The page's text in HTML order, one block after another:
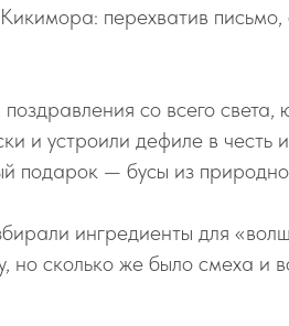
перехватив
со всего света,
и устроили дефиле в
подарок — бусы из
ингредиенты для
но сколько же было смеха и